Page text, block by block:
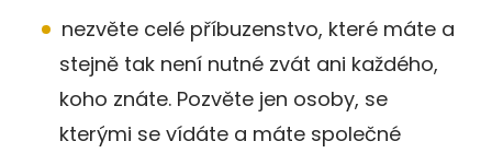
nezvěte celé příbuzenstvo, které máte a
stejně tak není nutné zvát ani každého,
koho znáte. Pozvěte jen osoby, se
kterými se vídáte a máte společné